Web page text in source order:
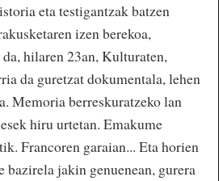
eta testigantzak batzen
izen berekoa,
hilaren 23an, Kulturaten,
da guretzat dokumentala, lehen
Memoria berreskuratzeko lan
hiru urtetan. Emakume
Francoren garaian... Eta horien
bazirela jakin genuenean, gurera